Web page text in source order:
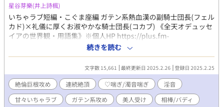
星谷芽樂(井上詩楓)
いちゃラブ短編・こぐま座編 ガテン系熱血漢の副騎士団長(フェル
カド)×礼儀に厚くお淑やかな騎士団長(コカブ) 《全天オデュッセ
イアの世界観・用語集》※個人HP https://plus.fm-
p.jp/u/odu88kitra/free?id=4 【あらすじ】 全天オデュッセイア・
最北の国、小熊国。 雪原の広がるこの国で騎士団の定期訓練が行
われようとしていた。 その前夜、雪蔵(かまくら)を造り就寝する
騎士達の中で、騎士団長と副騎士団長が共にする雪蔵は甘い空気
が漂っていて…… 世間では「極の双璧」と謳われる相棒同士の熱
くてトロトロに甘い夜をお楽しみ下さい♥ ⚠️♡喘ぎ濁点喘ぎ淫音
多めです。
続きを読む
文字数 15,661 最終更新日 2025.2.26 登録日 2025.2.25
絶倫巨根攻め 連続絶頂 ♡喘ぎ/濁音喘ぎ
淫音
甘々いちゃラブ
ガテン系攻め 美人受け
相棒/バディ